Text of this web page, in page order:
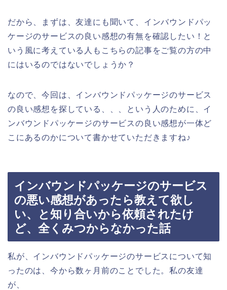
だから、まずは、友達にも聞いて、インバウンドパッ
ケージのサービスの良い感想の有無を確認したい！と
いう風に考えている人もこちらの記事をご覧の方の中
にはいるのではないでしょうか？
なので、今回は、インバウンドパッケージのサービス
の良い感想を探している、、、という人のために、イ
ンバウンドパッケージのサービスの良い感想が一体ど
こにあるのかについて書かせていただきますね♪
インバウンドパッケージのサービス
の悪い感想があったら教えて欲し
い、と知り合いから依頼されたけ
ど、全くみつからなかった話
私が、インバウンドパッケージのサービスについて知
ったのは、今から数ヶ月前のことでした。私の友達
が、